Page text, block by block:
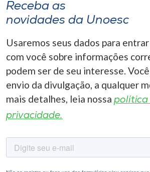
Receba as
novidades da Unoesc
Usaremos seus dados para
com você sobre informações
podem ser de seu interesse.
envio da divulgação, a qualquer
mais detalhes, leia nossa política
privacidade.